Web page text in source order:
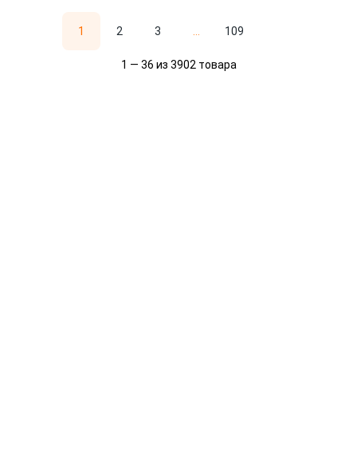
1 2 3 109
1 — 36 из 3902 товара